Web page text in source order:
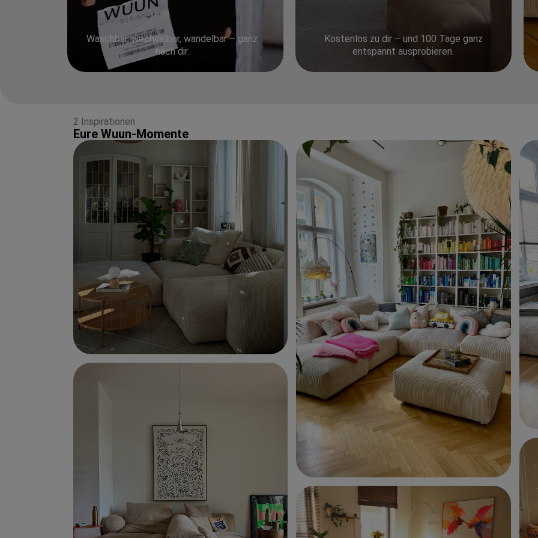
Waschbar, wechselbar, wandelbar – ganz
nach dir.
Kostenlos zu dir – und 100 Tage ganz
entspannt ausprobieren.
2 Inspirationen
Eure Wuun-Momente